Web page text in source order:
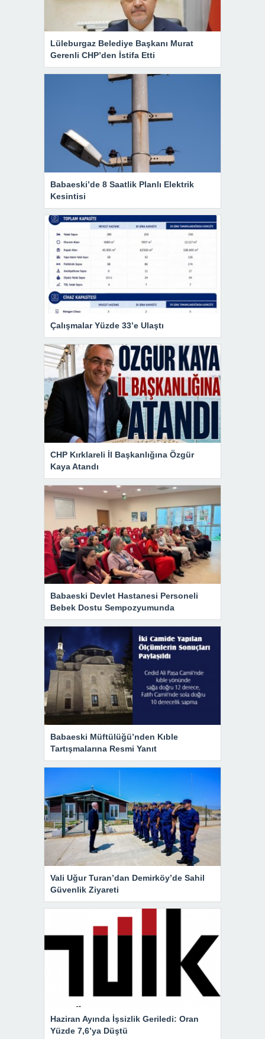
Lüleburgaz Belediye Başkanı Murat
Gerenli CHP’den İstifa Etti
Babaeski’de 8 Saatlik Planlı Elektrik
Kesintisi
Çalışmalar Yüzde 33’e Ulaştı
CHP Kırklareli İl Başkanlığına Özgür
Kaya Atandı
Babaeski Devlet Hastanesi Personeli
Bebek Dostu Sempozyumunda
Babaeski Müftülüğü’nden Kıble
Tartışmalarına Resmi Yanıt
Vali Uğur Turan’dan Demirköy’de Sahil
Güvenlik Ziyareti
Haziran Ayında İşsizlik Geriledi: Oran
Yüzde 7,6’ya Düştü